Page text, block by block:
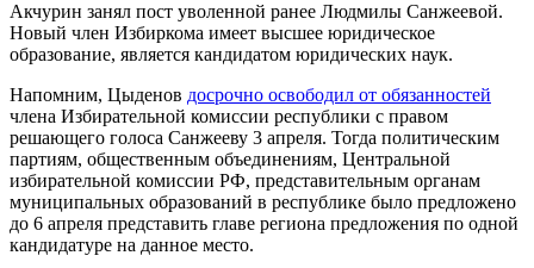
Акчурин занял пост уволенной ранее Людмилы Санжеевой.
Новый член Избиркома имеет высшее юридическое
образование, является кандидатом юридических наук.
Напомним, Цыденов досрочно освободил от обязанностей
члена Избирательной комиссии республики с правом
решающего голоса Санжееву 3 апреля. Тогда политическим
партиям, общественным объединениям, Центральной
избирательной комиссии РФ, представительным органам
муниципальных образований в республике было предложено
до 6 апреля представить главе региона предложения по одной
кандидатуре на данное место.